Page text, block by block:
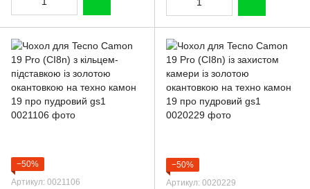
−50%
Артикул: 0021106
−50%
Артикул: 0020229